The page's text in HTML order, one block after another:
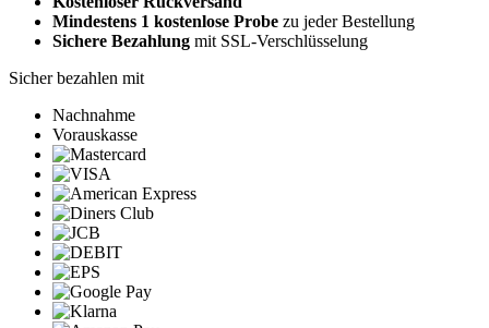
Mindestens 1 kostenlose Probe zu jeder Bestellung
Sichere Bezahlung mit SSL-Verschlüsselung
Sicher bezahlen mit
Nachnahme
Vorauskasse